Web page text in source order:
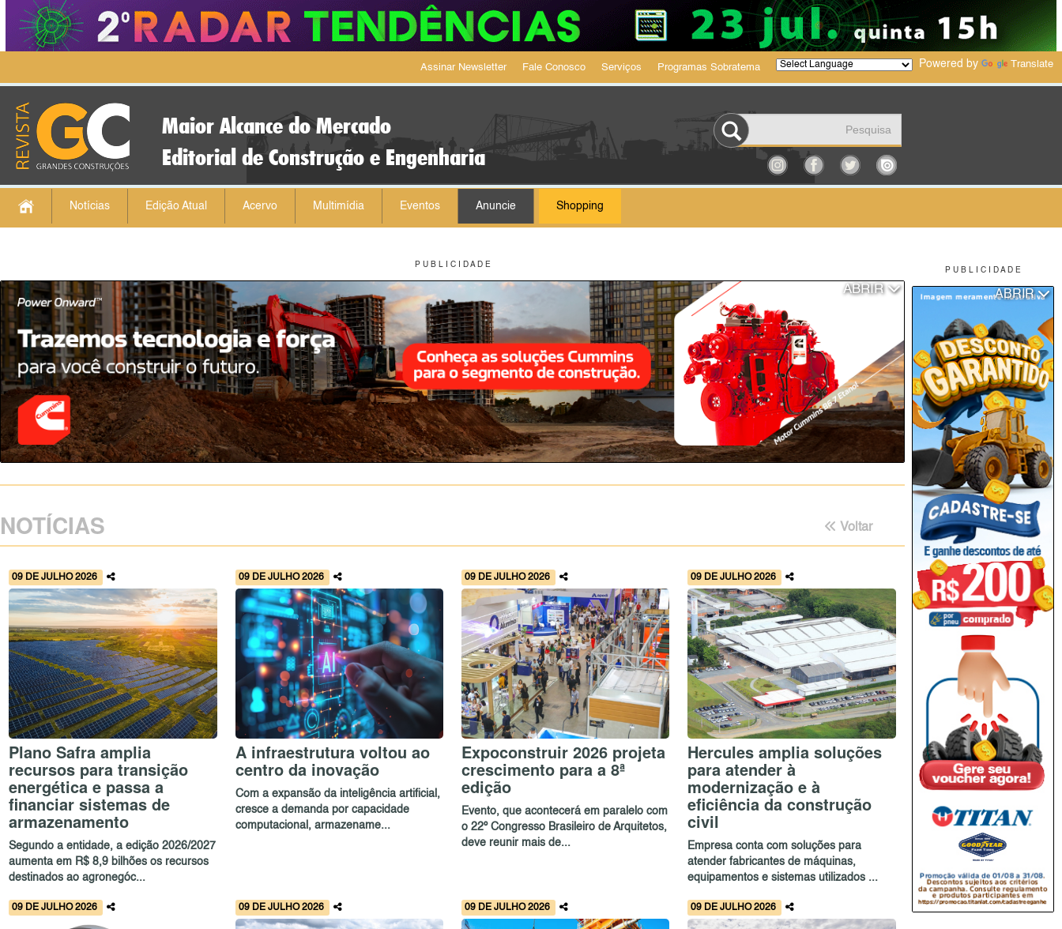
P U B L I C I D A D E
ABRIR
Assinar Newsletter Fale Conosco Serviços Programas Sobratema Powered by Translate
Maior Alcance do Mercado
Editorial de Construção e Engenharia
Notícias Edição Atual Acervo Multimídia Eventos Anuncie Shopping
P U B L I C I D A D E
ABRIR
NOTÍCIAS Voltar
09 DE JULHO 2026
Plano Safra amplia
recursos para transição
energética e passa a
financiar sistemas de
armazenamento
Segundo a entidade, a edição 2026/2027
aumenta em R$ 8,9 bilhões os recursos
destinados ao agronegóc...
09 DE JULHO 2026
A infraestrutura voltou ao
centro da inovação
Com a expansão da inteligência artificial,
cresce a demanda por capacidade
computacional, armazename...
09 DE JULHO 2026
Expoconstruir 2026 projeta
crescimento para a 8ª
edição
Evento, que acontecerá em paralelo com
o 22º Congresso Brasileiro de Arquitetos,
deve reunir mais de...
09 DE JULHO 2026
Hercules amplia soluções
para atender à
modernização e à
eficiência da construção
civil
Empresa conta com soluções para
atender fabricantes de máquinas,
equipamentos e sistemas utilizados ...
09 DE JULHO 2026 09 DE JULHO 2026 09 DE JULHO 2026 09 DE JULHO 2026